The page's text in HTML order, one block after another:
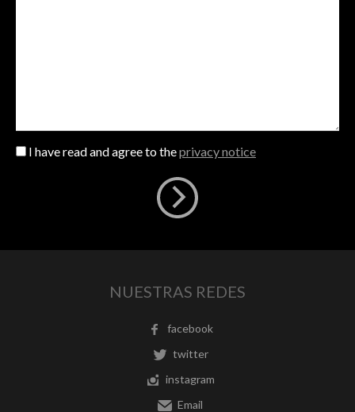
I have read and agree to theprivacy notice
NUESTRAS REDES
facebook
twitter
instagram
Email